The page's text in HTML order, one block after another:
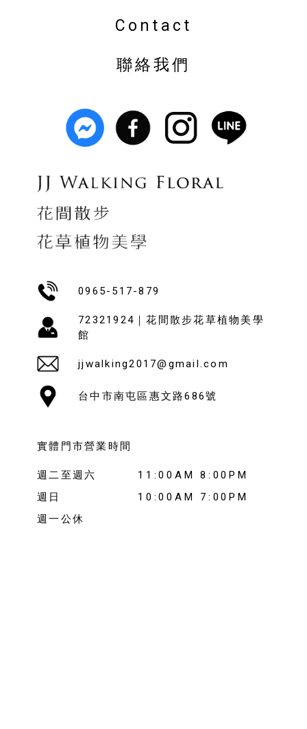
Contact
聯絡我們
0965-517-879
72321924｜花間散步花草植物美學
館
jjwalking2017@gmail.com
台中市南屯區惠文路686號
實體門市營業時間
週二至週六
11:00AM 8:00PM
週日
10:00AM 7:00PM
週一公休